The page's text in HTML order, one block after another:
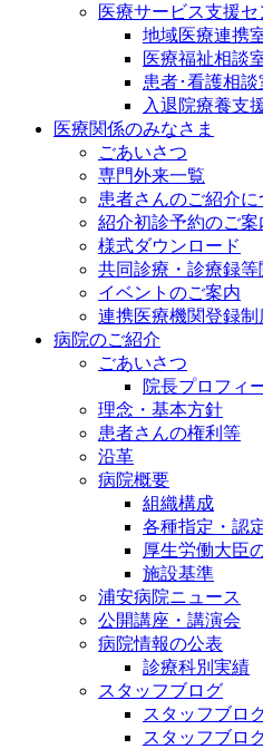
医療サービス支援セ
地域医療連携
医療福祉相談
患者･看護相談
入退院療養支
医療関係のみなさま
ごあいさつ
専門外来一覧
患者さんのご紹介に
紹介初診予約のご案
様式ダウンロード
共同診療・診療録等
イベントのご案内
連携医療機関登録
病院のご紹介
ごあいさつ
院長プロフィ
理念・基本方針
患者さんの権利等
沿革
病院概要
組織構成
各種指定・認
厚生労働大臣
施設基準
浦安病院ニュース
公開講座・講演会
病院情報の公表
診療科別実績
スタッフブログ
スタッフブロ
スタッフブロ